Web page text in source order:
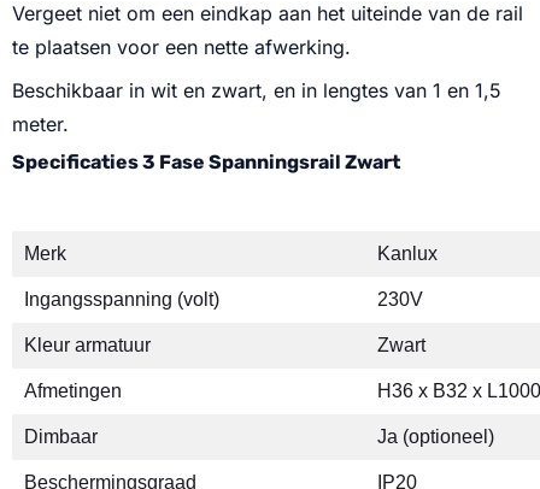
Vergeet niet om een eindkap aan het uiteinde van de rail
te plaatsen voor een nette afwerking.
Beschikbaar in wit en zwart, en in lengtes van 1 en 1,5
meter.
Specificaties 3 Fase Spanningsrail Zwart
Merk Kanlux
Ingangsspanning (volt) 230V
Kleur armatuur Zwart
Afmetingen H36 x B32 x
Dimbaar Ja (optioneel)
Beschermingsgraad IP20